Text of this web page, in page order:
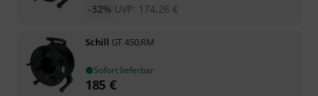
UVP: 174,26 €
-32%
Schill GT 450.RM
Sofort lieferbar
185 €